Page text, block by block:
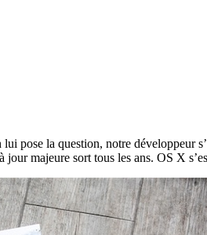
pose la question, notre développeur
jour majeure sort tous les ans. OS X